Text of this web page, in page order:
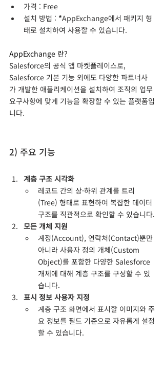
가격 : Free
설치 방법 : *AppExchange에서 패키지 형
태로 설치하여 사용할 수 있습니다.
AppExchange 란?
Salesforce의 공식 앱 마켓플레이스로,
Salesforce 기본 기능 외에도 다양한 파트너사
가 개발한 애플리케이션을 설치하여 조직의 업무
요구사항에 맞게 기능을 확장할 수 있는 플랫폼입
니다.
2) 주요 기능
계층 구조 시각화
레코드 간의 상·하위 관계를 트리
(Tree) 형태로 표현하여 복잡한 데이터
구조를 직관적으로 확인할 수 있습니다.
모든 개체 지원
계정(Account), 연락처(Contact)뿐만
아니라 사용자 정의 개체(Custom
Object)를 포함한 다양한 Salesforce
개체에 대해 계층 구조를 구성할 수 있
습니다.
표시 정보 사용자 지정
계층 구조 화면에서 표시할 이미지와 주
요 정보를 필드 기준으로 자유롭게 설정
할 수 있습니다.